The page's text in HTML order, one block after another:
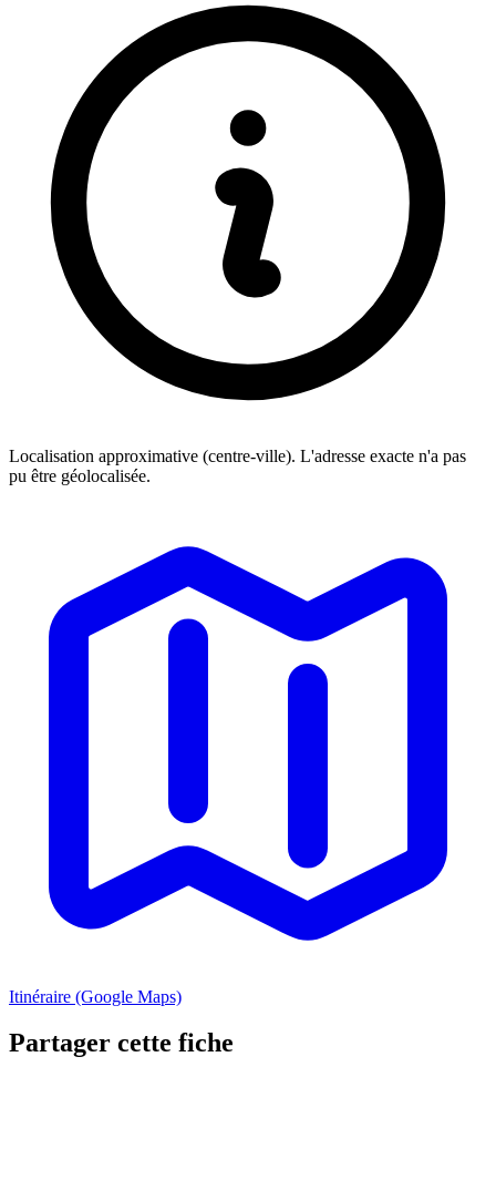
Localisation approximative (centre-ville). L'adresse exacte n'a pas
pu être géolocalisée.
Itinéraire (Google Maps)
Partager cette fiche